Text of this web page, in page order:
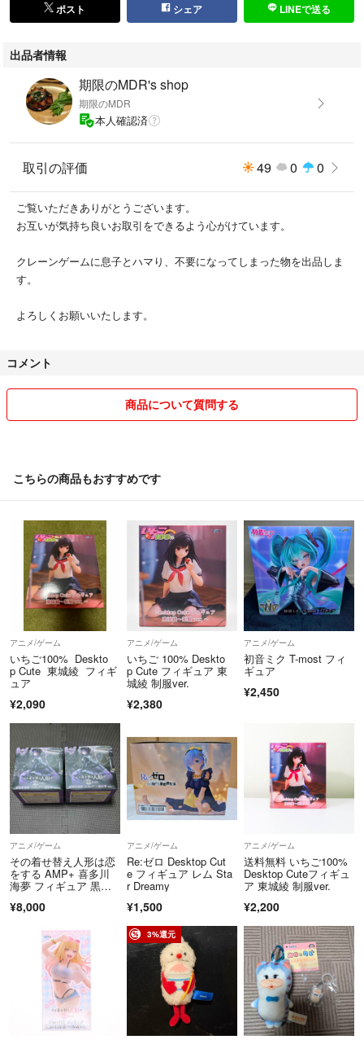
ポスト シェア LINEで送る
出品者情報
期限のMDR's shop
期限のMDR
本人確認済
取引の評価 49 0 0
ご覧いただきありがとうございます。
お互いが気持ち良いお取引をできるよう心がけています。
クレーンゲームに息子とハマり、不要になってしまった物を出品しま
す。
よろしくお願いいたします。
コメント
商品について質問する
こちらの商品もおすすめです
アニメ/ゲーム
いちご100% Deskto
p Cute 東城綾 フィギ
ュア
¥2,090
アニメ/ゲーム
いちご 100% Deskto
p Cute フィギュア 東
城綾 制服ver.
¥2,380
アニメ/ゲーム
初音ミク T-most フィ
ギュア
¥2,450
アニメ/ゲーム
その着せ替え人形は恋
をする AMP+ 喜多川
海夢 フィギュア 黒江
¥8,000
アニメ/ゲーム
Re:ゼロ Desktop Cut
e フィギュア レム Sta
r Dreamy
¥1,500
アニメ/ゲーム
送料無料 いちご100%
Desktop Cuteフィギュ
ア 東城綾 制服ver.
¥2,200
3%還元